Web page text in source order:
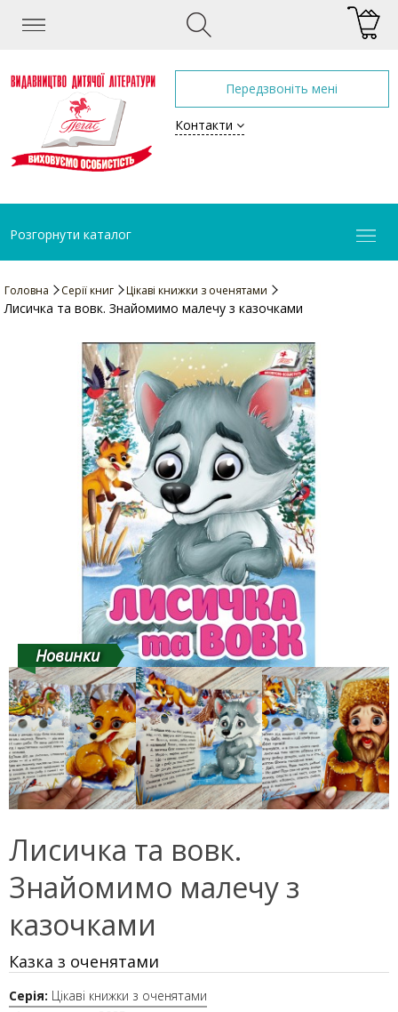
Передзвоніть мені
Контакти
Розгорнути каталог
Головна Серії книг Цікаві книжки з оченятами
Лисичка та вовк. Знайомимо малечу з казочками
Новинки
Лисичка та вовк.
Знайомимо малечу з
казочками
Казка з оченятами
Серія: Цікаві книжки з оченятами